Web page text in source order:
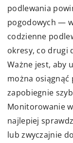
podlewania
pogodowych —
codzienne
okresy, co drugi
Ważne jest, aby
można osiągnąć
zapobiegnie
Monitorowanie
najlepiej
lub zwyczajnie